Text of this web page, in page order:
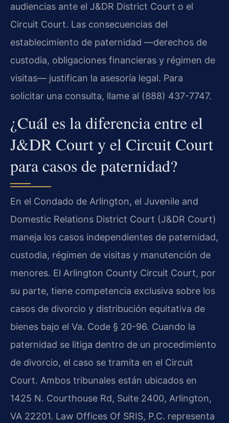
audiencias ante el J&DR District Court o el
Circuit Court. Las consecuencias del
establecimiento de paternidad —derechos de
custodia, obligaciones financieras y régimen de
visitas— justifican la asesoría legal. Para
solicitar una consulta, llame al (888) 437-7747.
¿Cuál es la diferencia entre el
J&DR Court y el Circuit Court
para casos de paternidad?
En el Condado de Arlington, el Juvenile and
Domestic Relations District Court (J&DR Court)
maneja los casos independientes de paternidad,
custodia, régimen de visitas y manutención de
menores. El Arlington County Circuit Court, por
su parte, tiene competencia exclusiva sobre los
casos de divorcio y distribución equitativa de
bienes bajo el Va. Code § 20-96. Cuando la
paternidad se litiga dentro de un procedimiento
de divorcio, el caso se tramita en el Circuit
Court. Ambos tribunales están ubicados en
1425 N. Courthouse Rd, Suite 2400, Arlington,
VA 22201. Law Offices Of SRIS, P.C. representa